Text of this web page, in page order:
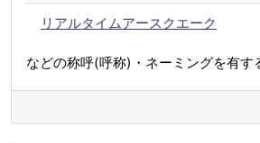
リアルタイムアースクエーク
などの称呼(呼称)・ネーミングを有す